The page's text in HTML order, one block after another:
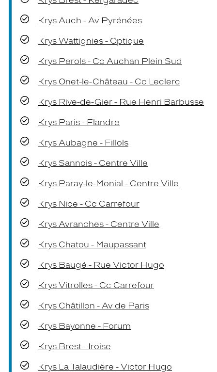
Krys Auch - Av Pyrénées
Krys Wattignies - Optique
Krys Perols - Cc Auchan Plein Sud
Krys Onet-le-Château - Cc Leclerc
Krys Rive-de-Gier - Rue Henri Barbusse
Krys Paris - Flandre
Krys Aubagne - Fillols
Krys Sannois - Centre Ville
Krys Paray-le-Monial - Centre Ville
Krys Nice - Cc Carrefour
Krys Avranches - Centre Ville
Krys Chatou - Maupassant
Krys Baugé - Rue Victor Hugo
Krys Vitrolles - Cc Carrefour
Krys Châtillon - Av de Paris
Krys Bayonne - Forum
Krys Brest - Iroise
Krys La Talaudière - Victor Hugo